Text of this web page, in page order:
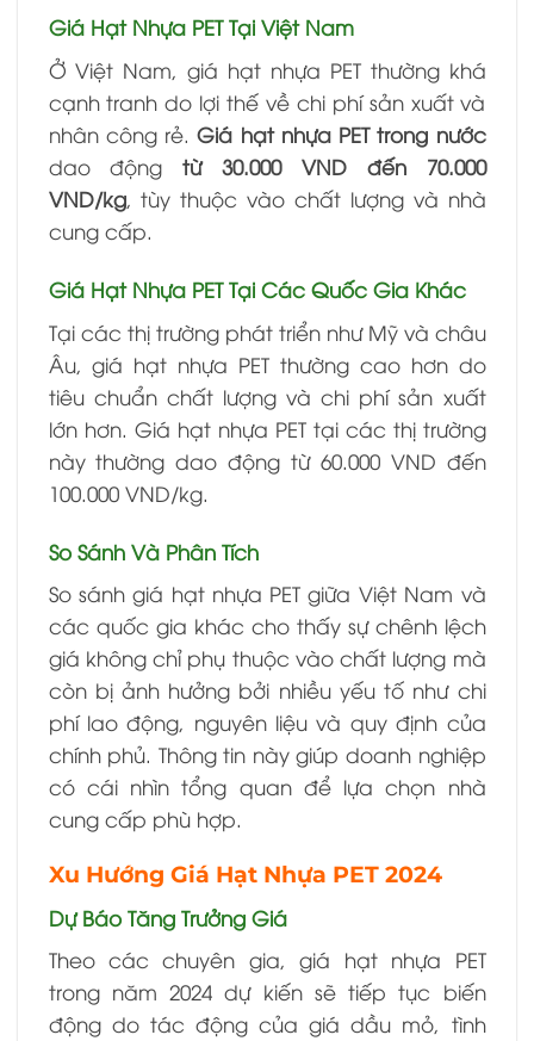
Giá Hạt Nhựa PET Tại Việt Nam
Ở Việt Nam, giá hạt nhựa PET thường khá
cạnh tranh do lợi thế về chi phí sản xuất và
nhân công rẻ.Giá hạt nhựa PET trong nước
dao độngtừ 30.000 VND đến 70.000
VND/kg, tùy thuộc vào chất lượng và nhà
cung cấp.
Giá Hạt Nhựa PET Tại Các Quốc Gia Khác
Tại các thị trường phát triển như Mỹ và châu
Âu, giá hạt nhựa PET thường cao hơn do
tiêu chuẩn chất lượng và chi phí sản xuất
lớn hơn. Giá hạt nhựa PET tại các thị trường
này thường dao động từ 60.000 VND đến
100.000 VND/kg.
So Sánh Và Phân Tích
So sánh giá hạt nhựa PET giữa Việt Nam và
các quốc gia khác cho thấy sự chênh lệch
giá không chỉ phụ thuộc vào chất lượng mà
còn bị ảnh hưởng bởi nhiều yếu tố như chi
phí lao động, nguyên liệu và quy định của
chính phủ. Thông tin này giúp doanh nghiệp
có cái nhìn tổng quan để lựa chọn nhà
cung cấp phù hợp.
Xu Hướng Giá Hạt Nhựa PET 2024
Dự Báo Tăng Trưởng Giá
Theo các chuyên gia, giá hạt nhựa PET
trong năm 2024 dự kiến sẽ tiếp tục biến
động do tác động của giá dầu mỏ, tình